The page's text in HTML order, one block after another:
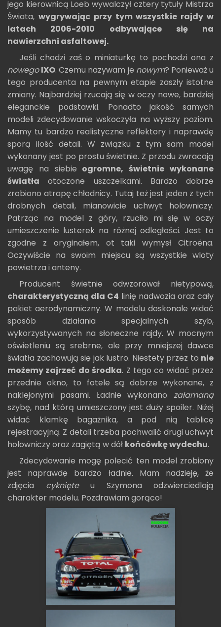
jego kierownicą Loeb wywalczył cztery tytuły Mistrza
Świata, wygrywając przy tym wszystkie rajdy w
latach 2006-2010 odbywające się na
nawierzchni asfaltowej.
Jeśli chodzi zaś o miniaturkę to pochodzi ona z
nowego IXO. Czemu nazywam je nowym? Ponieważ u
tego producenta na pewnym etapie zaszły istotne
zmiany. Najbardziej rzucają się w oczy nowe, bardziej
eleganckie podstawki. Ponadto jakość samych
modeli zdecydowanie wskoczyła na wyższy poziom.
Mamy tu bardzo realistyczne reflektory i naprawdę
sporą ilość detali. W związku z tym sam model
wykonany jest po prostu świetnie. Z przodu zwracają
uwagę na siebie ogromne, świetnie wykonane
światła otoczone uszczelkami. Bardzo dobrze
zrobiono atrapę chłodnicy. Tutaj też jest jeden z tych
drobnych detali, mianowicie uchwyt holowniczy.
Patrząc na model z góry, rzuciło mi się w oczy
umieszczenie lusterek na różnej odległości. Jest to
zgodne z oryginałem, ot taki wymysł Citroëna.
Oczywiście na swoim miejscu są wszystkie wloty
powietrza i anteny.
Producent świetnie odwzorował nietypową,
charakterystyczną dla C4 linię nadwozia oraz cały
pakiet aerodynamiczny. W modelu doskonale widać
sposób działania specjalnych szyb,
wykorzystywanych na słoneczne rajdy. W mocnym
oświetleniu są srebrne, ale przy mniejszej dawce
światła zachowują się jak lustro. Niestety przez to nie
możemy zajrzeć do środka. Z tego co widać przez
przednie okno, to fotele są dobrze wykonane, z
naklejonymi pasami. Ładnie wykonano załamaną
szybę, nad którą umieszczony jest duży spoiler. Niżej
widać klamkę bagażnika, a pod nią tablicę
rejestracyjną. Z detali trzeba pochwalić drugi uchwyt
holowniczy oraz zagiętą w dół końcówkę wydechu.
Zdecydowanie mogę polecić ten model zrobiony
jest naprawdę bardzo ładnie. Mam nadzieję, że
zdjęcia cyknięteu Szymona odzwierciedlają
charakter modelu. Pozdrawiam gorąco!